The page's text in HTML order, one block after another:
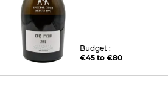
Budget :
€45 to €80